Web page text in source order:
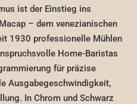
ist der Einstieg ins
– dem venezianischen
1930 professionelle Mühlen
Home-Baristas
für präzise
Ausgabegeschwindigkeit,
In Chrom und Schwarz